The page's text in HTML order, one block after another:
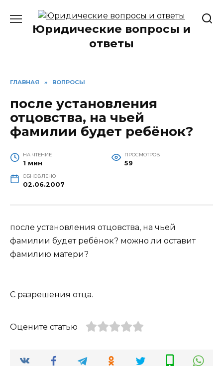
содержаниюЮридические вопросы и
ответы
ГЛАВНАЯ » ВОПРОСЫ
после установления
отцовства, на чьей
фамилии будет ребёнок?
НА ЧТЕНИЕ
1 мин
ПРОСМОТРОВ
59
ОБНОВЛЕНО
02.06.2007
после установления отцовства, на чьей
фамилии будет ребёнок? можно ли оставит
фамилию матери?
С разрешения отца.
Оцените статью